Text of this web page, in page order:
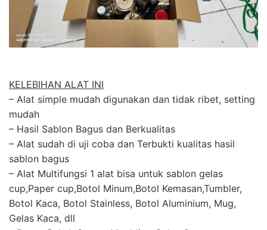
KELEBIHAN ALAT INI
– Alat simple mudah digunakan dan tidak ribet, setting
mudah
– Hasil Sablon Bagus dan Berkualitas
– Alat sudah di uji coba dan Terbukti kualitas hasil
sablon bagus
– Alat Multifungsi 1 alat bisa untuk sablon gelas
cup,Paper cup,Botol Minum,Botol Kemasan,Tumbler,
Botol Kaca, Botol Stainless, Botol Aluminium, Mug,
Gelas Kaca, dll